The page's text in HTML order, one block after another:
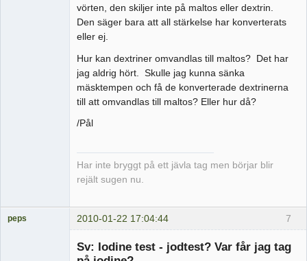
vörten, den skiljer inte på maltos eller dextrin.
Den säger bara att all stärkelse har konverterats
eller ej.
Hur kan dextriner omvandlas till maltos? Det har
jag aldrig hört. Skulle jag kunna sänka
mäsktempen och få de konverterade dextrinerna
till att omvandlas till maltos? Eller hur då?
/Pål
Har inte bryggt på ett jävla tag men börjar blir
rejält sugen nu.
7
peps 2010-01-22 17:04:44
Sv: Iodine test - jodtest? Var får jag tag